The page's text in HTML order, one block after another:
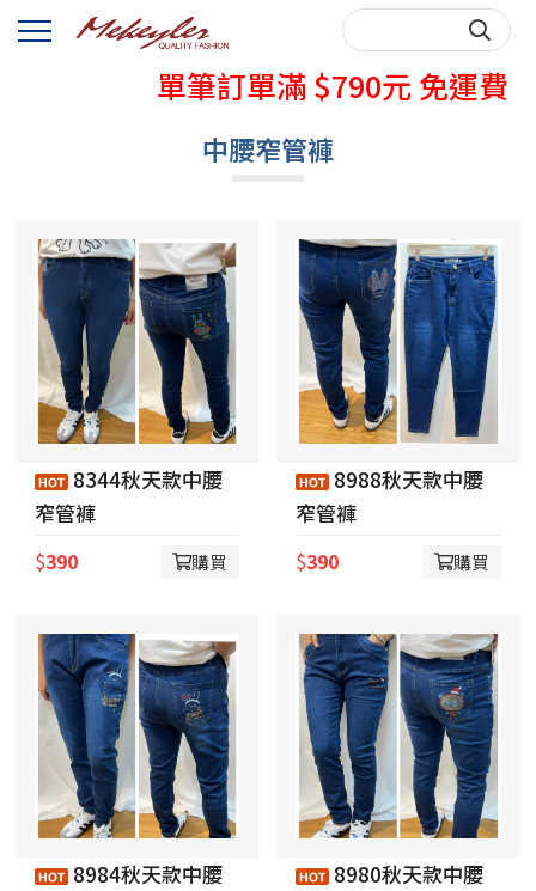
秋天牛仔褲熱賣中
單筆訂單滿 $790元 免運費
購買前，請先詳閱購物說明~
秋天牛仔褲熱賣中
購買前，請先詳閱購物說明~
中腰窄管褲
8344秋天款中腰
窄管褲
$390 購買
8988秋天款中腰
窄管褲
$390 購買
8984秋天款中腰
8980秋天款中腰